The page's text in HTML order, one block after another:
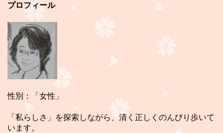
プロフィール
性別：「女性」
「私らしさ」を探索しながら、清く正しくのんびり歩いて
います。